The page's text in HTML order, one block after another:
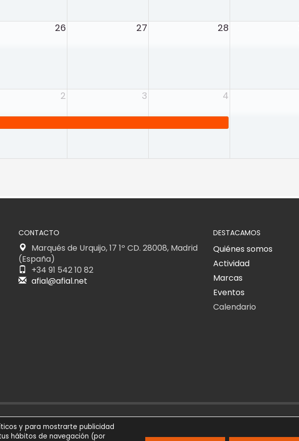
26 27 28
2 3 4
CONTACTO
Marqués de Urquijo, 17 1º CD. 28008, Madrid
(España)
+34 91 542 10 82
afial@afial.net
DESTACAMOS
Quiénes somos
Actividad
Marcas
Eventos
Calendario
SÍGUENOS
y para mostrarte publicidad
hábitos de navegación (por